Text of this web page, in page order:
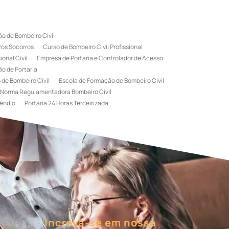
de Bombeiro Civil
Socorros
Curso de Bombeiro Civil Profissional
Civil
Empresa de Portaria e Controlador de Acesso
de Portaria
Bombeiro Civil
Escola de Formação de Bombeiro Civil
Norma Regulamentadora Bombeiro Civil
Portaria 24 Horas Terceirizada
Civil
Terceirização de Portaria
Treinamento de Bombeiros
Treinamento de Brigada
de Incêndio
Socorros
Increva-se em nossa